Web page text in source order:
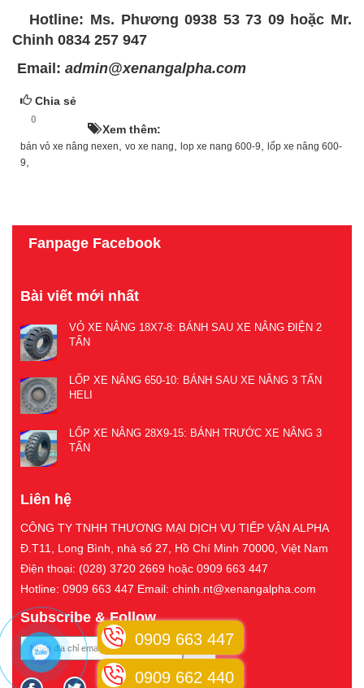
Ms. Phương 0938 53 73 09 hoặc Mr.
Chinh 0834 257 947
admin@xenangalpha.com
Chia sẻ
0
Xem thêm:
bán vỏ xe nâng nexen, vo xe nang, lop xe nang 600-9, lốp xe nâng 600-
9,
Fanpage Facebook
Bài viết mới nhất
VỎ XE NÂNG 18X7-8: BÁNH SAU XE NÂNG ĐIỆN 2
TẤN
LỐP XE NÂNG 650-10: BÁNH SAU XE NÂNG 3 TẤN
HELI
LỐP XE NÂNG 28X9-15: BÁNH TRƯỚC XE NÂNG 3
TẤN
Liên hệ
CÔNG TY TNHH THƯƠNG MẠI DỊCH VỤ TIẾP VẬN ALPHA
Đ.T11, Long Bình, nhà số 27, Hồ Chí Minh 70000, Việt Nam
Điện thoại: (028) 3720 2669 hoặc 0909 663 447
Hotline: 0909 663 447 Email: chinh.nt@xenangalpha.com
Subscribe & Follow
0909 663 447
0909 662 440